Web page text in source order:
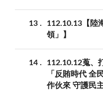
13
112.10.13【陸
領」】
14
112.10.12蒐、
「反賄時代 全
作伙來 守護民